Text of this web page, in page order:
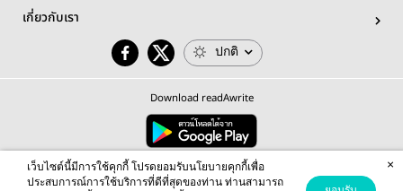
เกี่ยวกับเรา
ปกติ
Download readAwrite
© 2026 readAwrite.com by MEB Corporation Public Company Limited
This site is protected by reCAPTCHA and the Google Privacy Policy Terms of Serviceapply.
เว็บไซต์นี้มีการใช้คุกกี้ โปรดยอมรับนโยบายคุกกี้เพื่อ
ประสบการณ์การใช้บริการที่ดีที่สุดของท่าน ท่านสามารถ
×